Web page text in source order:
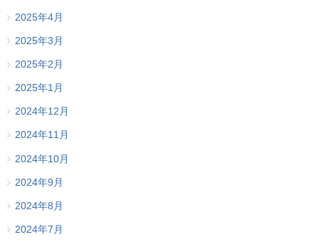
2025年4月
2025年3月
2025年2月
2025年1月
2024年12月
2024年11月
2024年10月
2024年9月
2024年8月
2024年7月